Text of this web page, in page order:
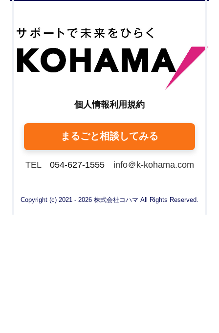
個人情報利用規約
まるごと相談してみる
TEL 054-627-1555info＠k-kohama.com
Copyright (c) 2021 - 2026 株式会社コハマ All Rights Reserved.